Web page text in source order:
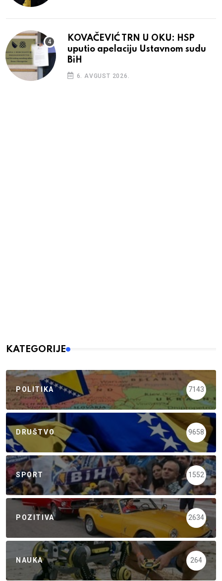
KOVAČEVIĆ TRN U OKU: HSP
uputio apelaciju Ustavnom sudu
BiH
6. AVGUST 2026.
KATEGORIJE
POLITIKA 7143
DRUŠTVO 9658
SPORT 1552
POZITIVA 2634
NAUKA 264